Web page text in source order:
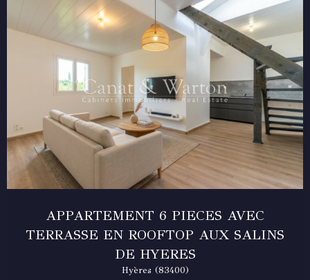
APPARTEMENT 6 PIECES AVEC
TERRASSE EN ROOFTOP AUX SALINS
DE HYERES
Hyères (83400)